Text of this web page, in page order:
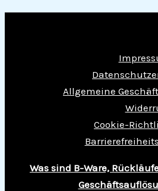
Allgemeine
Cookie-
Was sind B-Ware,